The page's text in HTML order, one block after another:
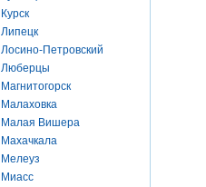
Курск
Липецк
Лосино-Петровский
Люберцы
Магнитогорск
Малаховка
Малая Вишера
Махачкала
Мелеуз
Миасс